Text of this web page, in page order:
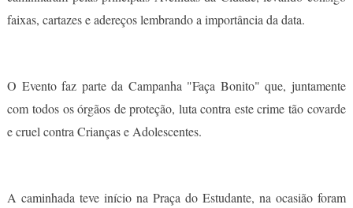
faixas, cartazes e adereços lembrando a importância da data.
O Evento faz parte da Campanha "Faça Bonito" que, juntamente
com todos os órgãos de proteção, luta contra este crime tão covarde
e cruel contra Crianças e Adolescentes.
A caminhada teve início na Praça do Estudante, na ocasião foram